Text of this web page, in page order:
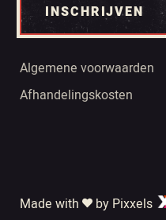
INSCHRIJVEN
Algemene voorwaarden
Afhandelingskosten
Made with by Pixxels